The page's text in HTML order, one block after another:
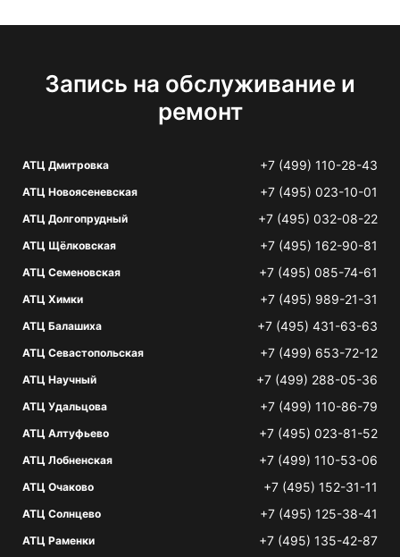
Запись на обслуживание и
ремонт
АТЦ Дмитровка +7 (499) 110-28-43
АТЦ Новоясеневская +7 (495) 023-10-01
АТЦ Долгопрудный +7 (495) 032-08-22
АТЦ Щёлковская +7 (495) 162-90-81
АТЦ Семеновская +7 (495) 085-74-61
АТЦ Химки +7 (495) 989-21-31
АТЦ Балашиха +7 (495) 431-63-63
АТЦ Севастопольская +7 (499) 653-72-12
АТЦ Научный +7 (499) 288-05-36
АТЦ Удальцова +7 (499) 110-86-79
АТЦ Алтуфьево +7 (495) 023-81-52
АТЦ Лобненская +7 (499) 110-53-06
АТЦ Очаково +7 (495) 152-31-11
АТЦ Солнцево +7 (495) 125-38-41
АТЦ Раменки +7 (495) 135-42-87